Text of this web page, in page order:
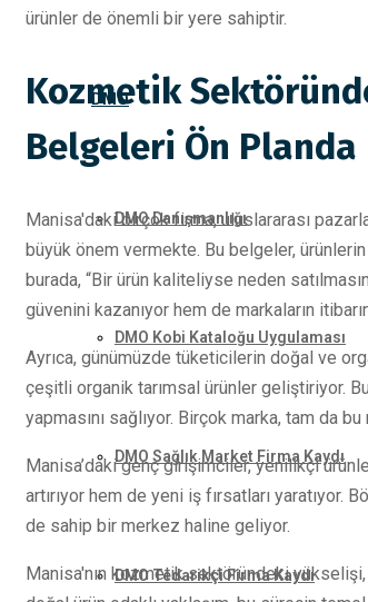
DMO
DMO Danışmanlığı
DMO Kobi Kataloğu Uygulaması
DMO Sağlık Market Firma Kaydı
DMO Tedarikçi Firma Kaydı
ürünler de önemli bir yere sahiptir.
Kozmetik
Belgeleri Ön Planda
Manisa'daki birçok firma, uluslararası
büyük önem vermekte. Bu belgeler, ürünlerin
burada, “Bir ürün kaliteliyse neden
güvenini kazanıyor hem de markaların
Ayrıca, günümüzde tüketicilerin doğal ve
çeşitli organik tarımsal ürünler geliştiriyor.
yapmasını sağlıyor. Birçok marka, tam da
Manisa’daki genç girişimciler, yenilikçi
artırıyor hem de yeni iş fırsatları
de sahip bir merkez haline geliyor.
Manisa'nın kozmetik sektöründeki